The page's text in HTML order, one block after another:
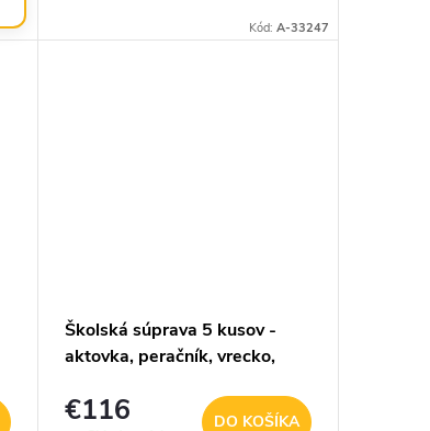
potom je...
Kód: A-33247
Školská súprava 5 kusov -
aktovka, peračník, vrecko,
Ergo Tlapky II - 19 L
€116 DO KOŠÍKA